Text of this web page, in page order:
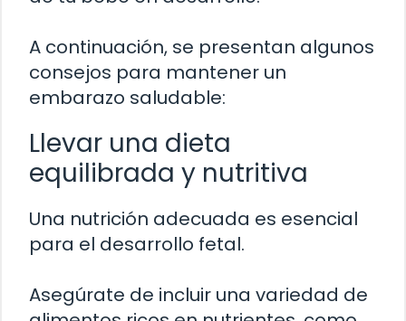
A continuación, se presentan algunos
consejos para mantener un
embarazo saludable:
Llevar una dieta
equilibrada y nutritiva
Una nutrición adecuada es esencial
para el desarrollo fetal.
Asegúrate de incluir una variedad de